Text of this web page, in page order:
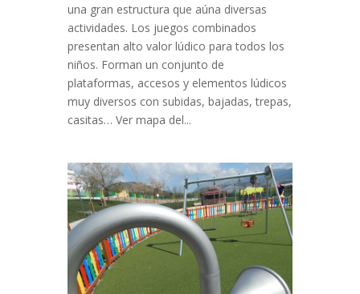
una gran estructura que aúna diversas
actividades. Los juegos combinados
presentan alto valor lúdico para todos los
niños. Forman un conjunto de
plataformas, accesos y elementos lúdicos
muy diversos con subidas, bajadas, trepas,
casitas… Ver mapa del...